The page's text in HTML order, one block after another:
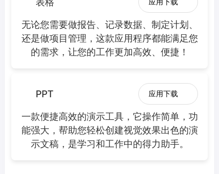
应用下载
无论您需要做报告、记录数据、制定计划、
还是做项目管理，这款应用程序都能满足您
的需求，让您的工作更加高效、便捷！
PPT 应用下载
一款便捷高效的演示工具，它操作简单，功
能强大，帮助您轻松创建视觉效果出色的演
示文稿，是学习和工作中的得力助手。